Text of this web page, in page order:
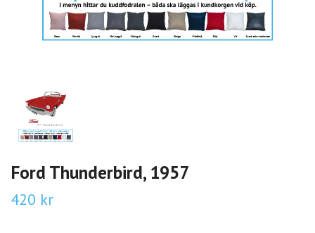
Ford Thunderbird, 1957
420 kr